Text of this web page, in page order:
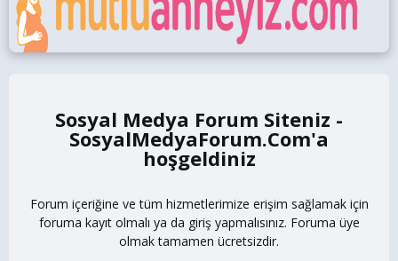
Sosyal Medya Forum Siteniz -
SosyalMedyaForum.Com
Forum içeriğine ve tüm hizmetlerimize erişim sağlamak için
foruma kayıt olmalı ya da giriş yapmalısınız. Foruma üye
olmak tamamen ücretsizdir.